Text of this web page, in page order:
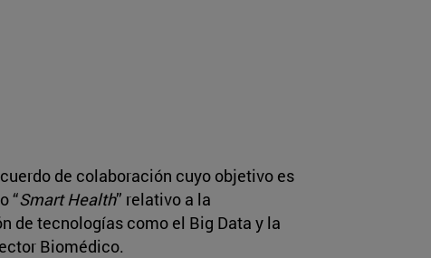
de colaboración cuyo objetivo es
“Smart Health” relativo a la
de tecnologías como el Big Data y la
Biomédico.